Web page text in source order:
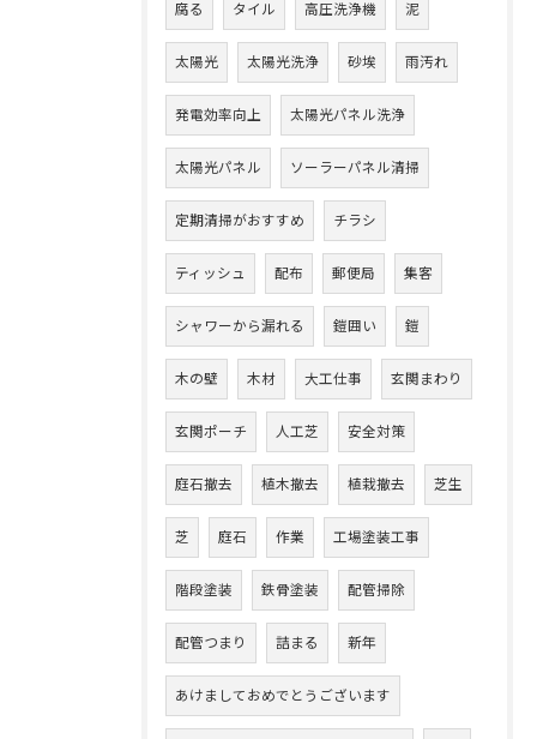
腐る タイル 高圧洗浄機 泥
太陽光 太陽光洗浄 砂埃 雨汚れ
発電効率向上 太陽光パネル洗浄
太陽光パネル ソーラーパネル清掃
定期清掃がおすすめ チラシ
ティッシュ 配布 郵便局 集客
シャワーから漏れる 鎧囲い 鎧
木の壁 木材 大工仕事 玄関まわり
玄関ポーチ 人工芝 安全対策
庭石撤去 植木撤去 植栽撤去 芝生
芝 庭石 作業 工場塗装工事
階段塗装 鉄骨塗装 配管掃除
配管つまり 詰まる 新年
あけましておめでとうございます